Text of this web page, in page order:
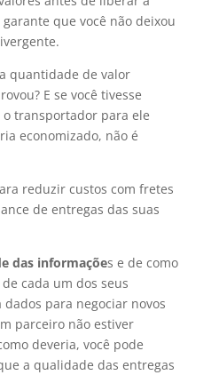
que você não deixou
quantidade de valor
E se você tivesse
transportador para ele
economizado, não é
reduzir custos com fretes
de entregas das suas
das informações e de como
de cada um dos seus
para negociar novos
parceiro não estiver
deveria, você pode
a qualidade das entregas